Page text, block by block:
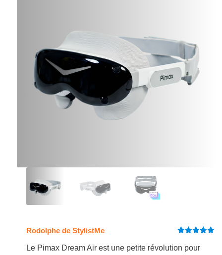
5
Rodolphe de StylistMe
Le Pimax Dream Air est une petite révolution pour